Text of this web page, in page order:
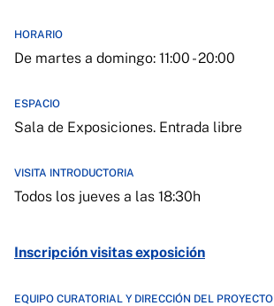
HORARIO
De martes a domingo: 11:00 - 20:00
ESPACIO
Sala de Exposiciones. Entrada libre
VISITA INTRODUCTORIA
Todos los jueves a las 18:30h
Inscripción visitas exposición
EQUIPO CURATORIAL Y DIRECCIÓN DEL PROYECTO